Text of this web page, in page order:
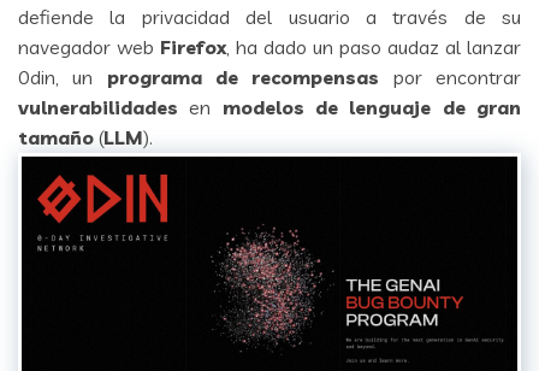
defiende la privacidad del usuario a través de su
navegador web Firefox, ha dado un paso audaz al lanzar
0din, un programa de recompensas por encontrar
vulnerabilidades en modelos de lenguaje de gran
tamaño (LLM).